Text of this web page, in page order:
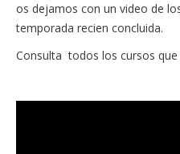
os dejamos con un video de
temporada recien concluida.
Consulta todos los cursos